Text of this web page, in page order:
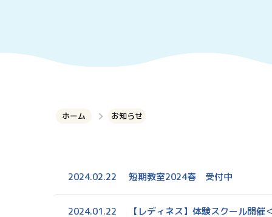
ホーム お知らせ
2024.02.22 短期教室2024春 受付中
2024.01.22 【レディネス】体験スクール開催